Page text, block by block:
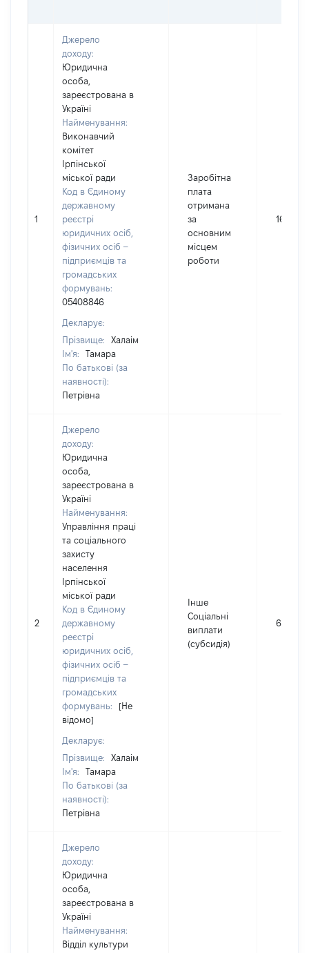
1
Джерело
доходу:
Юридична
особа,
зареєстрована в
Україні
Найменування:
Виконавчий
комітет
Ірпінської
міської ради
Код в Єдиному
державному
реєстрі
юридичних осіб,
фізичних осіб –
підприємців та
громадських
формувань:
05408846
Декларує:
Прізвище:
Халаім
Ім'я:
Тамара
По батькові (за
наявності):
Петрівна
Заробітна
плата
отримана
за
основним
місцем
роботи
169299
2
Джерело
доходу:
Юридична
особа,
зареєстрована в
Україні
Найменування:
Управління праці
та соціального
захисту
населення
Ірпінської
міської ради
Код в Єдиному
державному
реєстрі
юридичних осіб,
фізичних осіб –
підприємців та
громадських
формувань:
[Не
відомо]
Декларує:
Прізвище:
Халаім
Ім'я:
Тамара
По батькові (за
наявності):
Петрівна
Інше
Соціальні
виплати
(субсидія)
6138
Джерело
доходу:
Юридична
особа,
зареєстрована в
Україні
Найменування:
Відділ культури